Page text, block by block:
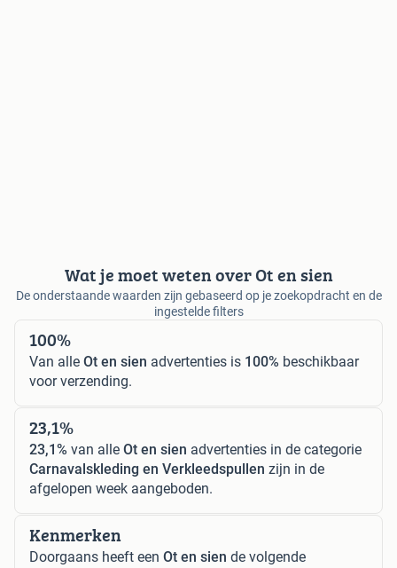
Wat je moet weten over Ot en sien
De onderstaande waarden zijn gebaseerd op je zoekopdracht en de
ingestelde filters
100%
Van alle Ot en sien advertenties is 100% beschikbaar
voor verzending.
23,1%
23,1% van alle Ot en sien advertenties in de categorie
Carnavalskleding en Verkleedspullen zijn in de
afgelopen week aangeboden.
Kenmerken
Doorgaans heeft een Ot en sien de volgende